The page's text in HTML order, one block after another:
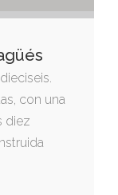
con una
diez
alta;